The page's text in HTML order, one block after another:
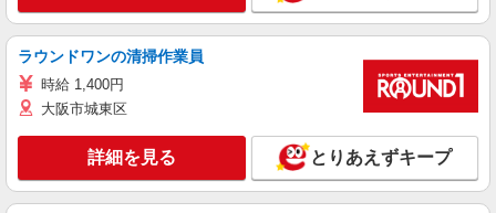
ラウンドワンの清掃作業員
時給 1,400円
大阪市城東区
詳細を見る とりあえずキープ